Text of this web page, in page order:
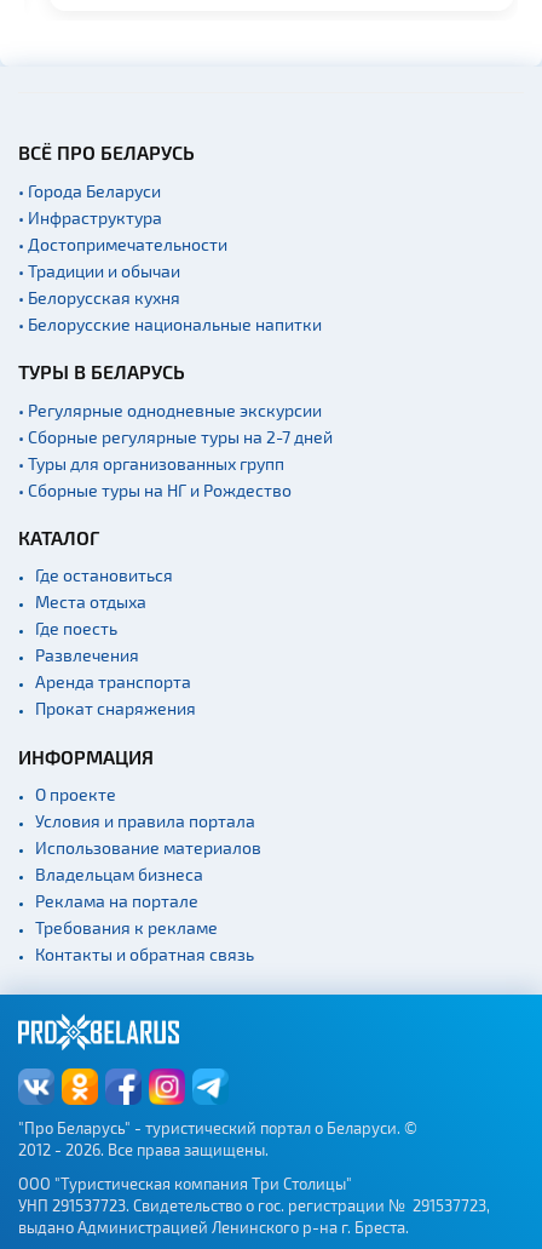
ВСЁ ПРО БЕЛАРУСЬ
• Города Беларуси
• Инфраструктура
• Достопримечательности
• Традиции и обычаи
• Белорусская кухня
• Белорусские национальные напитки
ТУРЫ В БЕЛАРУСЬ
• Регулярные однодневные экскурсии
• Сборные регулярные туры на 2-7 дней
• Туры для организованных групп
• Сборные туры на НГ и Рождество
КАТАЛОГ
Где остановиться
Места отдыха
Где поесть
Развлечения
Аренда транспорта
Прокат снаряжения
ИНФОРМАЦИЯ
О проекте
Условия и правила портала
Использование материалов
Владельцам бизнеса
Реклама на портале
Требования к рекламе
Контакты и обратная связь
"Про Беларусь" - туристический портал о Беларуси. ©
2012 - 2026. Все права защищены.
ООО "Туристическая компания Три Столицы"
УНП 291537723. Свидетельство о гос. регистрации № 291537723,
выдано Администрацией Ленинского р-на г. Бреста.